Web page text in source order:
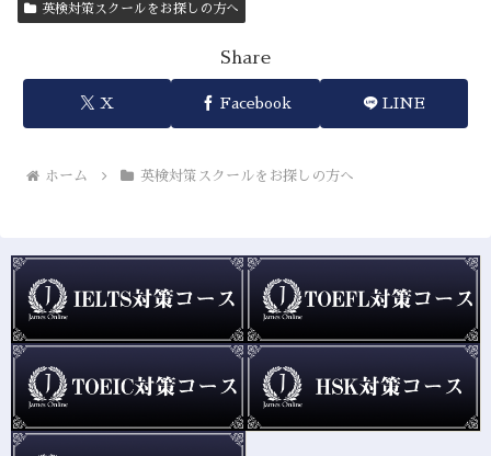
英検対策スクールをお探しの方へ
Share
X Facebook LINE
ホーム 英検対策スクールをお探しの方へ